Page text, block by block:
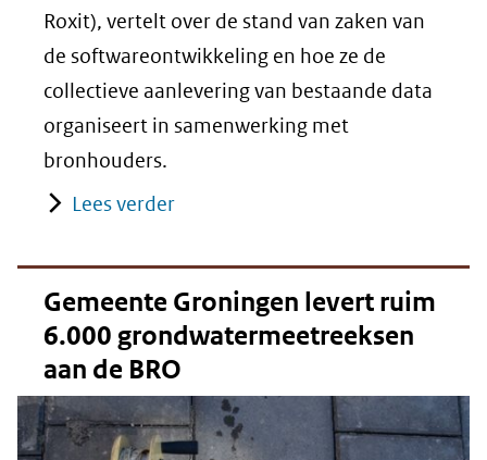
Roxit), vertelt over de stand van zaken van
de softwareontwikkeling en hoe ze de
collectieve aanlevering van bestaande data
organiseert in samenwerking met
bronhouders.
Lees verder
Gemeente Groningen levert ruim
6.000 grondwatermeetreeksen
aan de BRO